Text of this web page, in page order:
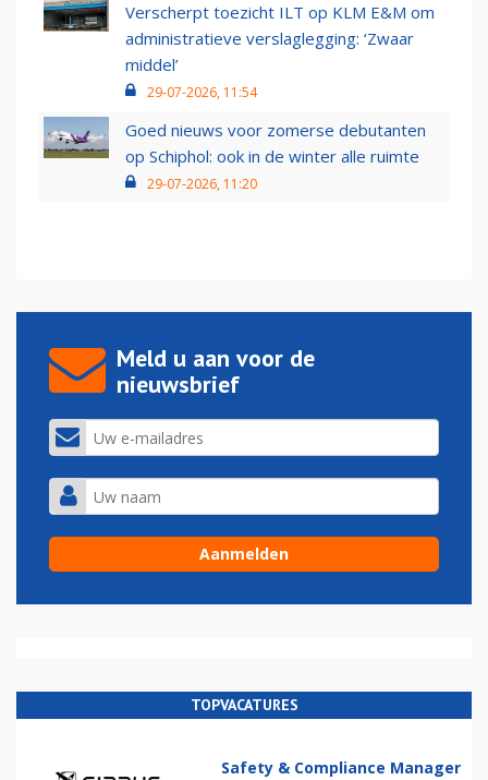
Verscherpt toezicht ILT op KLM E&M om
administratieve verslaglegging: ‘Zwaar
middel’
29-07-2026, 11:54
Goed nieuws voor zomerse debutanten
op Schiphol: ook in de winter alle ruimte
29-07-2026, 11:20
Meld u aan voor de
nieuwsbrief
TOPVACATURES
Safety & Compliance Manager